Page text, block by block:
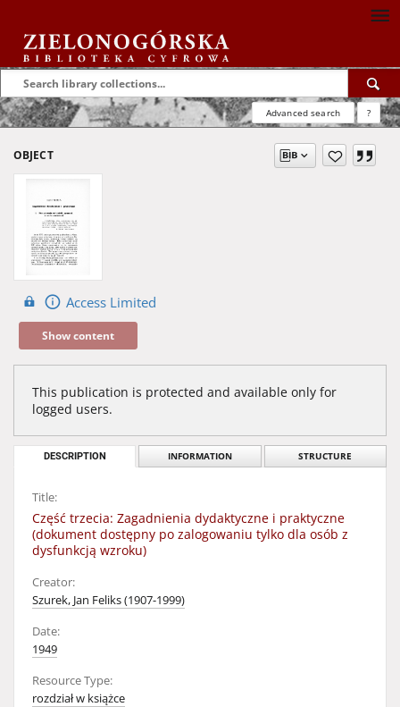
Advanced search ?
OBJECT
Access Limited
Show content
This publication is protected and available only for
logged users.
DESCRIPTION INFORMATION STRUCTURE
Title:
Część trzecia: Zagadnienia dydaktyczne i praktyczne
(dokument dostępny po zalogowaniu tylko dla osób z
dysfunkcją wzroku)
Creator:
Szurek, Jan Feliks (1907-1999)
Date:
1949
Resource Type:
rozdział w książce